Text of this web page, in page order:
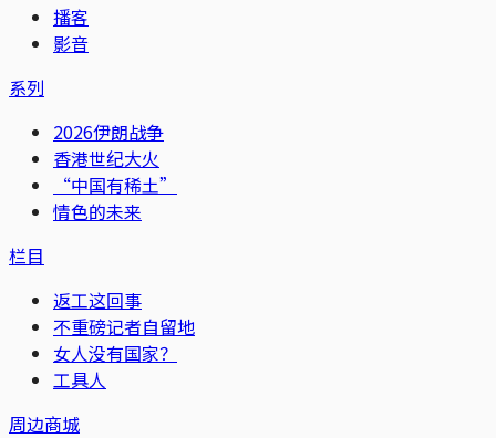
播客
影音
系列
2026伊朗战争
香港世纪大火
“中国有稀土”
情色的未来
栏目
返工这回事
不重磅记者自留地
女人没有国家？
工具人
周边商城